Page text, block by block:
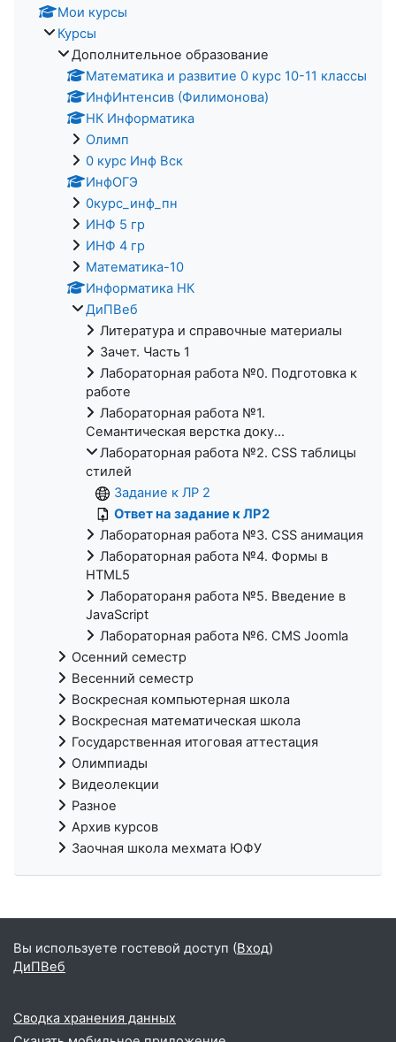
Мои курсы
Курсы
Дополнительное образование
Математика и развитие 0 курс 10-11 классы
ИнфИнтенсив (Филимонова)
НК Информатика
Олимп
0 курс Инф Вск
ИнфОГЭ
0курс_инф_пн
ИНФ 5 гр
ИНФ 4 гр
Математика-10
Информатика НК
ДиПВеб
Литература и справочные материалы
Зачет. Часть 1
Лабораторная работа №0. Подготовка к
работе
Лабораторная работа №1.
Семантическая верстка доку...
Лабораторная работа №2. CSS таблицы
стилей
Задание к ЛР 2
Ответ на задание к ЛР2
Лабораторная работа №3. CSS анимация
Лабораторная работа №4. Формы в
HTML5
Лаборатораня работа №5. Введение в
JavaScript
Лабораторная работа №6. CMS Joomla
Осенний семестр
Весенний семестр
Воскресная компьютерная школа
Воскресная математическая школа
Государственная итоговая аттестация
Олимпиады
Видеолекции
Разное
Архив курсов
Заочная школа мехмата ЮФУ
Вы используете гостевой доступ (Вход)
ДиПВеб
Сводка хранения данных